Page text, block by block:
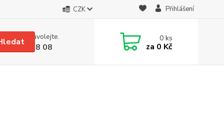
CZK Přihlášení
si rady? Zavolejte.
608 08 18 08
0ks
za 0 Kč